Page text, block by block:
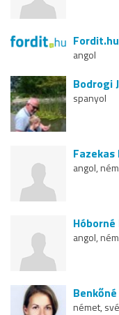
angol
Bodrogi
spanyol
angol,
angol,
német,